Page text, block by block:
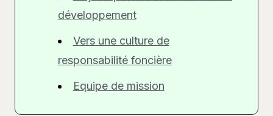
développement
Vers une culture de
responsabilité foncière
Equipe de mission